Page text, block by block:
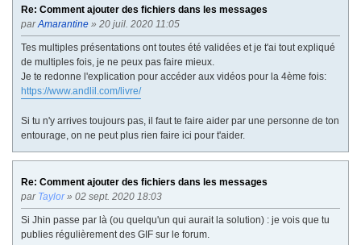
Re: Comment ajouter des fichiers dans les messages
parAmarantine » 20 juil. 2020 11:05
Tes multiples présentations ont toutes été validées et je t'ai tout expliqué
de multiples fois, je ne peux pas faire mieux.
Je te redonne l'explication pour accéder aux vidéos pour la 4ème fois:
https://www.andlil.com/livre/
Si tu n'y arrives toujours pas, il faut te faire aider par une personne de ton
entourage, on ne peut plus rien faire ici pour t'aider.
Re: Comment ajouter des fichiers dans les messages
par Taylor» 02 sept. 2020 18:03
Si Jhin passe par là (ou quelqu'un qui aurait la solution) : je vois que tu
publies régulièrement des GIF sur le forum.